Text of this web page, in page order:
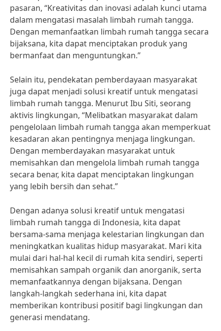
pasaran, “Kreativitas dan inovasi adalah kunci utama
dalam mengatasi masalah limbah rumah tangga.
Dengan memanfaatkan limbah rumah tangga secara
bijaksana, kita dapat menciptakan produk yang
bermanfaat dan menguntungkan.”
Selain itu, pendekatan pemberdayaan masyarakat
juga dapat menjadi solusi kreatif untuk mengatasi
limbah rumah tangga. Menurut Ibu Siti, seorang
aktivis lingkungan, “Melibatkan masyarakat dalam
pengelolaan limbah rumah tangga akan memperkuat
kesadaran akan pentingnya menjaga lingkungan.
Dengan memberdayakan masyarakat untuk
memisahkan dan mengelola limbah rumah tangga
secara benar, kita dapat menciptakan lingkungan
yang lebih bersih dan sehat.”
Dengan adanya solusi kreatif untuk mengatasi
limbah rumah tangga di Indonesia, kita dapat
bersama-sama menjaga kelestarian lingkungan dan
meningkatkan kualitas hidup masyarakat. Mari kita
mulai dari hal-hal kecil di rumah kita sendiri, seperti
memisahkan sampah organik dan anorganik, serta
memanfaatkannya dengan bijaksana. Dengan
langkah-langkah sederhana ini, kita dapat
memberikan kontribusi positif bagi lingkungan dan
generasi mendatang.